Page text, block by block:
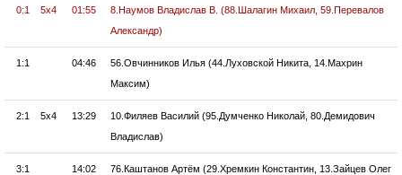
0:1 5x4 01:55
8.Наумов Владислав В. (88.Шалагин Михаил, 59.Перевалов
Александр)
1:1 04:46
56.Овчинников Илья (44.Луховской Никита, 14.Махрин
Максим)
2:1 5x4 13:29
10.Филяев Василий (95.Думченко Николай, 80.Демидович
Владислав)
3:1 14:02
76.Каштанов Артём (29.Хремкин Константин, 13.Зайцев Олег